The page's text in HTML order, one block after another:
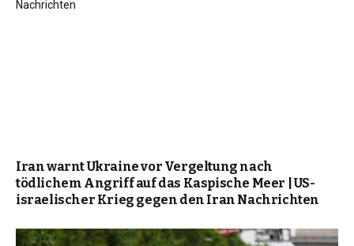
Iran warnt Ukraine vor Vergeltung nach
tödlichem Angriff auf das Kaspische Meer | US-
israelischer Krieg gegen den Iran Nachrichten